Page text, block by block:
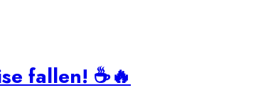
fallen! ☕🔥